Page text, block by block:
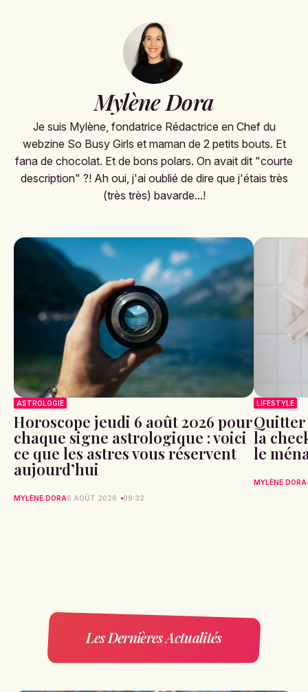
Mylène Dora
Je suis Mylène, fondatrice Rédactrice en Chef du
webzine So Busy Girls et maman de 2 petits bouts. Et
fana de chocolat. Et de bons polars. On avait dit "courte
description" ?! Ah oui, j'ai oublié de dire que j'étais très
(très très) bavarde...!
ASTROLOGIE
Horoscope jeudi 6 août 2026 pour
chaque signe astrologique : voici
ce que les astres vous réservent
aujourd’hui
MYLÈNE DORA6 AOÛT 2026 09:32
LIFESTYLE
Quitter
la
le
MYLÈNE DORA
Les Dernières Actualités